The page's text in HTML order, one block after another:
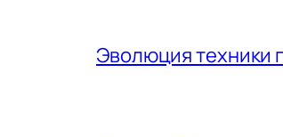
Эволюция техники